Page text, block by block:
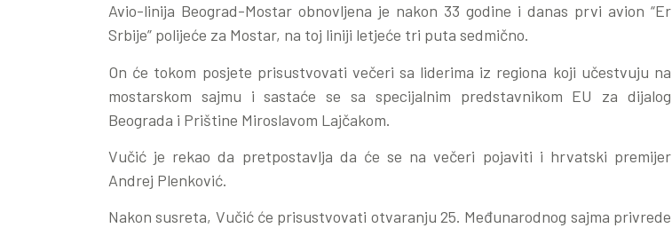
Avio-linija Beograd-Mostar obnovljena je nakon 33 godine i danas prvi avion “Er
Srbije” polijeće za Mostar, na toj liniji letjeće tri puta sedmično.
On će tokom posjete prisustvovati večeri sa liderima iz regiona koji učestvuju na
mostarskom sajmu i sastaće se sa specijalnim predstavnikom EU za dijalog
Beograda i Prištine Miroslavom Lajčakom.
Vučić je rekao da pretpostavlja da će se na večeri pojaviti i hrvatski premijer
Andrej Plenković.
Nakon susreta, Vučić će prisustvovati otvaranju 25. Međunarodnog sajma privrede